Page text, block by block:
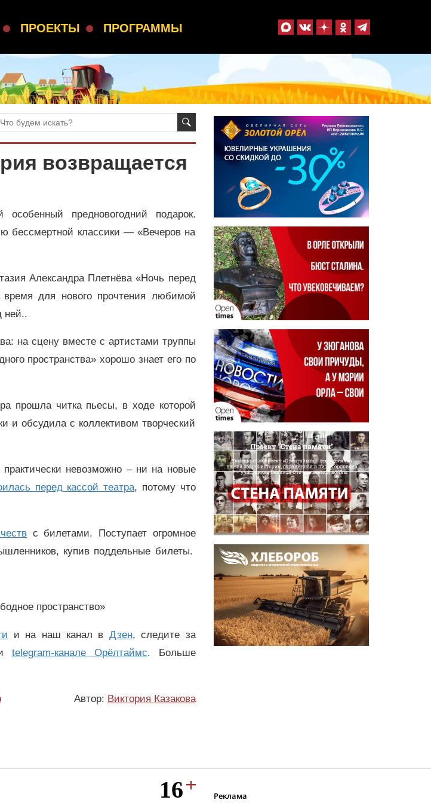
ПРОЕКТЫ ПРОГРАММЫ
возвращается
предновогодний подарок.
бессмертной классики — «Вечеров на
Александра Плетнёва «Ночь перед
для нового прочтения любимой
ней..
на сцену вместе с артистами труппы
пространства» хорошо знает его по
прошла читка пьесы, в ходе которой
и обсудила с коллективом творческий
невозможно – ни на новые
перед кассой театра, потому что
с билетами. Поступает огромное
купив поддельные билеты.
пространство»
и на наш канал в Дзен, следите за
telegram-канале Орёлтаймс. Больше
Автор: Виктория Казакова
Реклама